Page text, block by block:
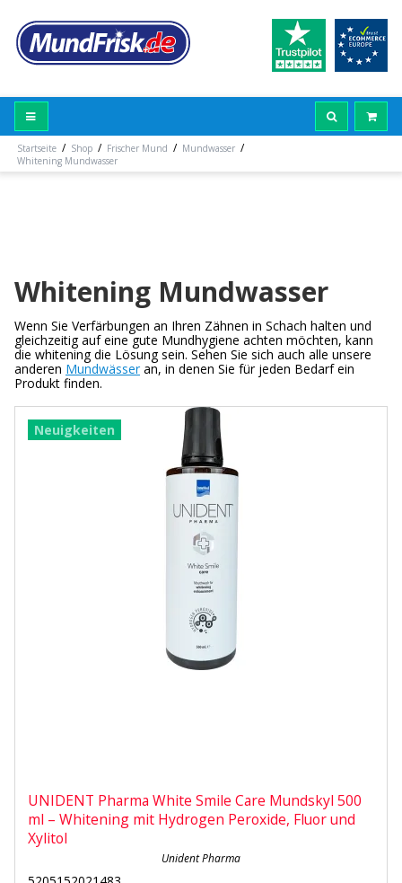
Startseite / Shop / Frischer Mund / Mundwasser /
Whitening Mundwasser
Whitening Mundwasser
Wenn Sie Verfärbungen an Ihren Zähnen in Schach halten und
gleichzeitig auf eine gute Mundhygiene achten möchten, kann
die whitening die Lösung sein. Sehen Sie sich auch alle unsere
anderen Mundwässer an, in denen Sie für jeden Bedarf ein
Produkt finden.
Neuigkeiten
UNIDENT Pharma White Smile Care Mundskyl 500
ml – Whitening mit Hydrogen Peroxide, Fluor und
Xylitol
Unident Pharma